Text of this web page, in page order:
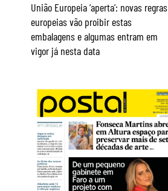
União Europeia ‘aperta’: novas regras
europeias vão proibir estas
embalagens e algumas entram em
vigor já nesta data